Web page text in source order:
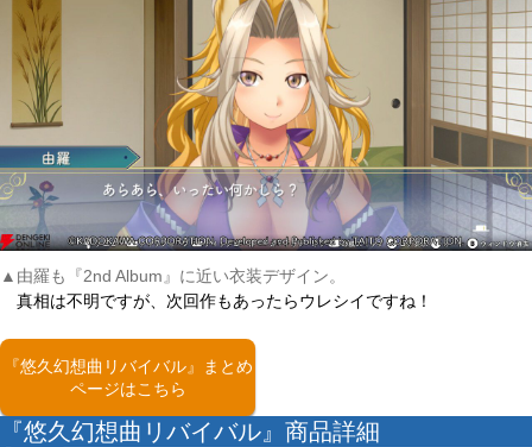
▲由羅も『2nd Album』に近い衣装デザイン。
真相は不明ですが、次回作もあったらウレシイですね！
『悠久幻想曲リバイバル』まとめ
ページはこちら
『悠久幻想曲リバイバル』商品詳細